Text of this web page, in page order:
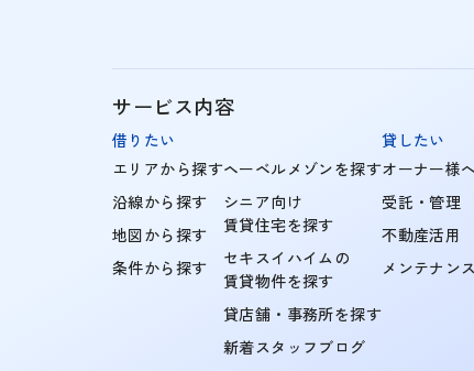
サービス内容
借りたい
エリアから探す
沿線から探す
地図から探す
条件から探す
ヘーベルメゾンを探す
シニア向け
賃貸住宅を探す
セキスイハイムの
賃貸物件を探す
貸店舗・事務所を探す
新着スタッフブログ
貸したい
オーナー様へ
受託・管理
不動産活用
メンテナン